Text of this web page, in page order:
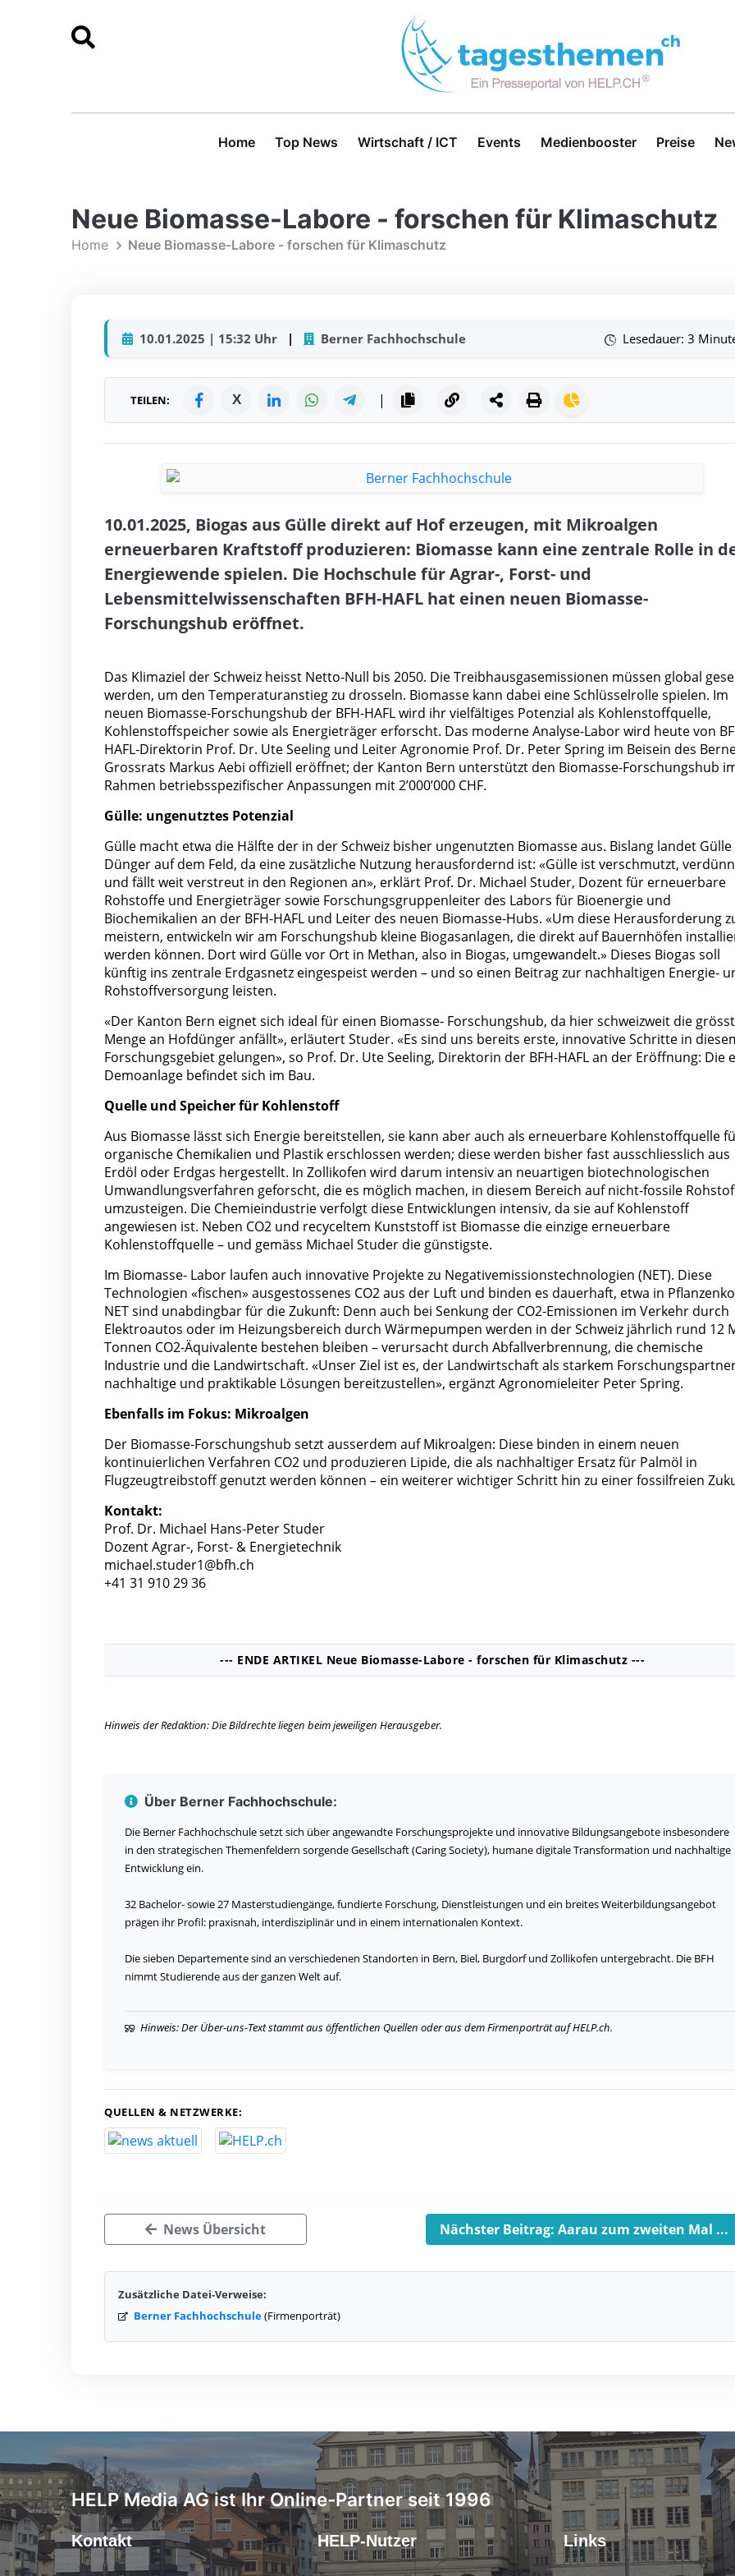
Home Top News Wirtschaft / ICT Events Medienbooster Preise
Neue Biomasse-Labore - forschen für Klimaschutz
Home Neue Biomasse-Labore - forschen für Klimaschutz
10.01.2025 | 15:32 Uhr | Berner Fachhochschule Lesedauer: 3
TEILEN: X |
10.01.2025, Biogas aus Gülle direkt auf Hof erzeugen, mit Mikroalgen
erneuerbaren Kraftstoff produzieren: Biomasse kann eine zentrale Rolle in
Energiewende spielen. Die Hochschule für Agrar-, Forst- und
Lebensmittelwissenschaften BFH-HAFL hat einen neuen Biomasse-
Forschungshub eröffnet.
Das Klimaziel der Schweiz heisst Netto-Null bis 2050. Die Treibhausgasemissionen müssen global
werden, um den Temperaturanstieg zu drosseln. Biomasse kann dabei eine Schlüsselrolle spielen. Im
neuen Biomasse-Forschungshub der BFH-HAFL wird ihr vielfältiges Potenzial als Kohlenstoffquelle,
Kohlenstoffspeicher sowie als Energieträger erforscht. Das moderne Analyse-Labor wird heute von
HAFL-Direktorin Prof. Dr. Ute Seeling und Leiter Agronomie Prof. Dr. Peter Spring im Beisein des
Grossrats Markus Aebi offiziell eröffnet; der Kanton Bern unterstützt den Biomasse-Forschungshub
Rahmen betriebsspezifischer Anpassungen mit 2’000’000 CHF.
Gülle: ungenutztes Potenzial
Gülle macht etwa die Hälfte der in der Schweiz bisher ungenutzten Biomasse aus. Bislang landet Gülle
Dünger auf dem Feld, da eine zusätzliche Nutzung herausfordernd ist: «Gülle ist verschmutzt,
und fällt weit verstreut in den Regionen an», erklärt Prof. Dr. Michael Studer, Dozent für erneuerbare
Rohstoffe und Energieträger sowie Forschungsgruppenleiter des Labors für Bioenergie und
Biochemikalien an der BFH-HAFL und Leiter des neuen Biomasse-Hubs. «Um diese Herausforderung
meistern, entwickeln wir am Forschungshub kleine Biogasanlagen, die direkt auf Bauernhöfen
werden können. Dort wird Gülle vor Ort in Methan, also in Biogas, umgewandelt.» Dieses Biogas soll
künftig ins zentrale Erdgasnetz eingespeist werden – und so einen Beitrag zur nachhaltigen Energie-
Rohstoffversorgung leisten.
«Der Kanton Bern eignet sich ideal für einen Biomasse- Forschungshub, da hier schweizweit die
Menge an Hofdünger anfällt», erläutert Studer. «Es sind uns bereits erste, innovative Schritte in
Forschungsgebiet gelungen», so Prof. Dr. Ute Seeling, Direktorin der BFH-HAFL an der Eröffnung: Die
Demoanlage befindet sich im Bau.
Quelle und Speicher für Kohlenstoff
Aus Biomasse lässt sich Energie bereitstellen, sie kann aber auch als erneuerbare Kohlenstoffquelle
organische Chemikalien und Plastik erschlossen werden; diese werden bisher fast ausschliesslich aus
Erdöl oder Erdgas hergestellt. In Zollikofen wird darum intensiv an neuartigen biotechnologischen
Umwandlungsverfahren geforscht, die es möglich machen, in diesem Bereich auf nicht-fossile
umzusteigen. Die Chemieindustrie verfolgt diese Entwicklungen intensiv, da sie auf Kohlenstoff
angewiesen ist. Neben CO2 und recyceltem Kunststoff ist Biomasse die einzige erneuerbare
Kohlenstoffquelle – und gemäss Michael Studer die günstigste.
Im Biomasse- Labor laufen auch innovative Projekte zu Negativemissionstechnologien (NET). Diese
Technologien «fischen» ausgestossenes CO2 aus der Luft und binden es dauerhaft, etwa in
NET sind unabdingbar für die Zukunft: Denn auch bei Senkung der CO2-Emissionen im Verkehr durch
Elektroautos oder im Heizungsbereich durch Wärmepumpen werden in der Schweiz jährlich rund 12
Tonnen CO2-Äquivalente bestehen bleiben – verursacht durch Abfallverbrennung, die chemische
Industrie und die Landwirtschaft. «Unser Ziel ist es, der Landwirtschaft als starkem
nachhaltige und praktikable Lösungen bereitzustellen», ergänzt Agronomieleiter Peter Spring.
Ebenfalls im Fokus: Mikroalgen
Der Biomasse-Forschungshub setzt ausserdem auf Mikroalgen: Diese binden in einem neuen
kontinuierlichen Verfahren CO2 und produzieren Lipide, die als nachhaltiger Ersatz für Palmöl in
Flugzeugtreibstoff genutzt werden können – ein weiterer wichtiger Schritt hin zu einer fossilfreien
Kontakt:
Prof. Dr. Michael Hans-Peter Studer
Dozent Agrar-, Forst- & Energietechnik
michael.studer1@bfh.ch
+41 31 910 29 36
--- ENDE ARTIKEL Neue Biomasse-Labore - forschen für Klimaschutz ---
Hinweis der Redaktion: Die Bildrechte liegen beim jeweiligen Herausgeber.
Über Berner Fachhochschule:
Die Berner Fachhochschule setzt sich über angewandte Forschungsprojekte und innovative Bildungsangebote insbesondere
in den strategischen Themenfeldern sorgende Gesellschaft (Caring Society), humane digitale Transformation und nachhaltige
Entwicklung ein.
32 Bachelor- sowie 27 Masterstudiengänge, fundierte Forschung, Dienstleistungen und ein breites Weiterbildungsangebot
prägen ihr Profil: praxisnah, interdisziplinär und in einem internationalen Kontext.
Die sieben Departemente sind an verschiedenen Standorten in Bern, Biel, Burgdorf und Zollikofen untergebracht. Die BFH
nimmt Studierende aus der ganzen Welt auf.
Hinweis: Der Über-uns-Text stammt aus öffentlichen Quellen oder aus dem Firmenporträt auf HELP.ch.
QUELLEN & NETZWERKE:
News Übersicht Nächster Beitrag: Aarau zum zweiten Mal ...
Zusätzliche Datei-Verweise:
Berner Fachhochschule(Firmenporträt)
HELP Media AG ist Ihr Online-Partner seit 1996
Kontakt HELP-Nutzer Links